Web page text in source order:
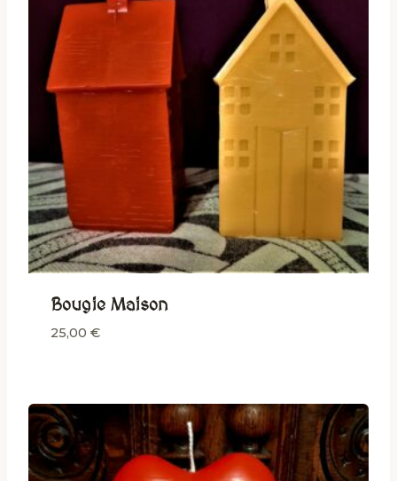
Bougie Maison
25,00 €